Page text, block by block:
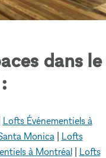
dans le
Lofts Événementiels à
Monica| Lofts
à Montréal| Lofts